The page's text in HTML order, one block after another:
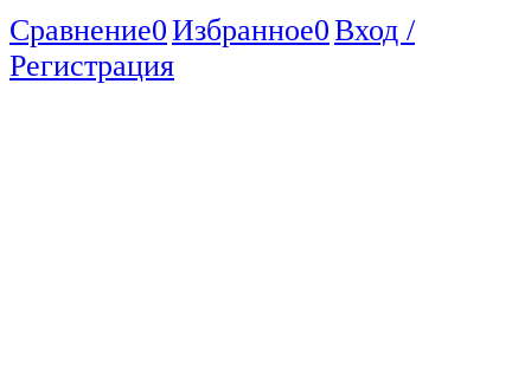
Сравнение0Избранное0Вход /
Регистрация